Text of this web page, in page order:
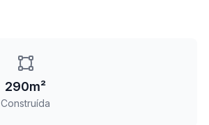
290m²
Construída